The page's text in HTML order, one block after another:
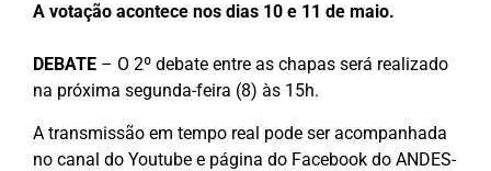
A votação acontece nos dias 10 e 11 de maio.
DEBATE – O 2º debate entre as chapas será realizado
na próxima segunda-feira (8) às 15h.
A transmissão em tempo real pode ser acompanhada
no canal do Youtube e página do Facebook do ANDES-